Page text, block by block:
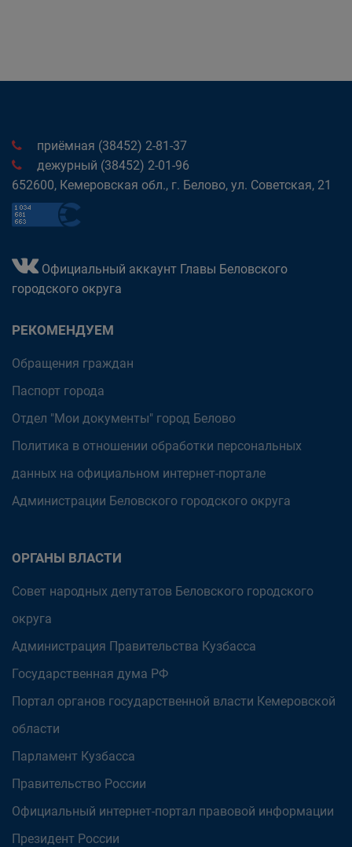
приёмная (38452) 2-81-37
дежурный (38452) 2-01-96
652600, Кемеровская обл., г. Белово, ул. Советская, 21
Официальный аккаунт Главы Беловского
городского округа
РЕКОМЕНДУЕМ
Обращения граждан
Паспорт города
Отдел "Мои документы" город Белово
Политика в отношении обработки персональных
данных на официальном интернет-портале
Администрации Беловского городского округа
ОРГАНЫ ВЛАСТИ
Совет народных депутатов Беловского городского
округа
Администрация Правительства Кузбасса
Государственная дума РФ
Портал органов государственной власти Кемеровской
области
Парламент Кузбасса
Правительство России
Официальный интернет-портал правовой информации
Президент России